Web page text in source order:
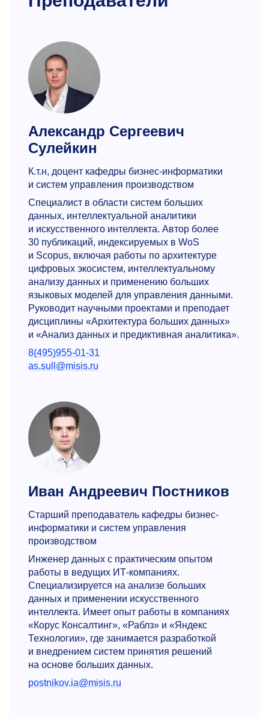
Александр Сергеевич
Сулейкин
К.т.н, доцент кафедры бизнес-информатики
и систем управления производством
Специалист в области систем больших
данных, интеллектуальной аналитики
и искусственного интеллекта. Автор более
30 публикаций, индексируемых в WoS
и Scopus, включая работы по архитектуре
цифровых экосистем, интеллектуальному
анализу данных и применению больших
языковых моделей для управления данными.
Руководит научными проектами и преподает
дисциплины «Архитектура больших данных»
и «Анализ данных и предиктивная аналитика».
8(495)955-01-31
as.sull@misis.ru
Иван Андреевич Постников
Старший преподаватель кафедры бизнес-
информатики и систем управления
производством
Инженер данных с практическим опытом
работы в ведущих ИТ-компаниях.
Специализируется на анализе больших
данных и применении искусственного
интеллекта. Имеет опыт работы в компаниях
«Корус Консалтинг», «Раблз» и «Яндекс
Технологии», где занимается разработкой
и внедрением систем принятия решений
на основе больших данных.
postnikov.ia@misis.ru